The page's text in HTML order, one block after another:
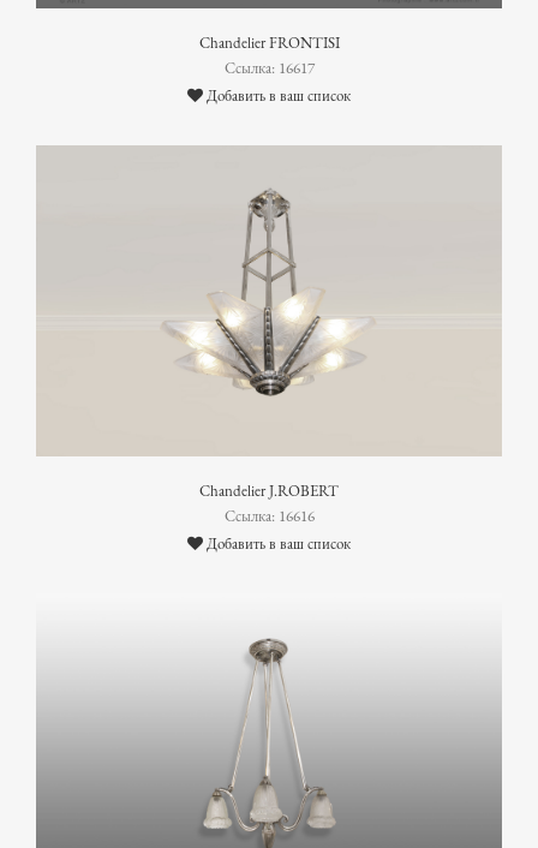
Chandelier FRONTISI
Ссылка: 16617
Добавить в ваш список
Chandelier J.ROBERT
Ссылка: 16616
Добавить в ваш список